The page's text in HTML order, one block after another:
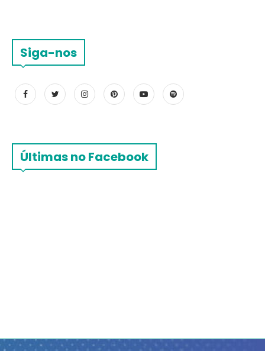
Siga-nos
Últimas no Facebook